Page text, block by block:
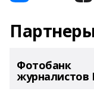
Фотобанк
журналистов